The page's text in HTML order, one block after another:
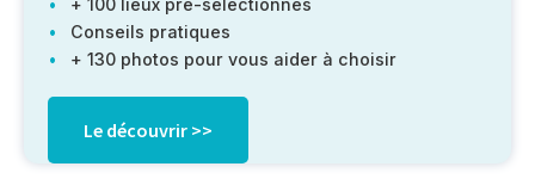
+ 100 lieux pré-sélectionnés
Conseils pratiques
+ 130 photos pour vous aider à choisir
Le découvrir >>